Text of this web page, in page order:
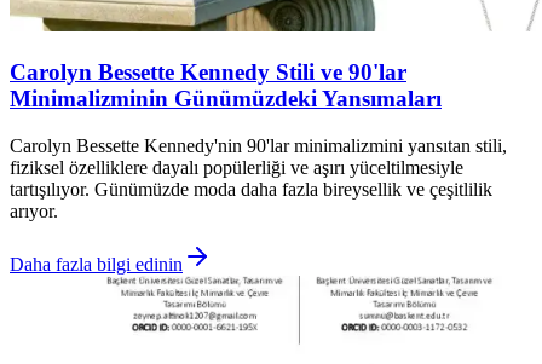
Carolyn Bessette Kennedy Stili ve 90'lar
Minimalizminin Günümüzdeki Yansımaları
Carolyn Bessette Kennedy'nin 90'lar minimalizmini yansıtan stili,
fiziksel özelliklere dayalı popülerliği ve aşırı yüceltilmesiyle
tartışılıyor. Günümüzde moda daha fazla bireysellik ve çeşitlilik
arıyor.
Daha fazla bilgi edinin